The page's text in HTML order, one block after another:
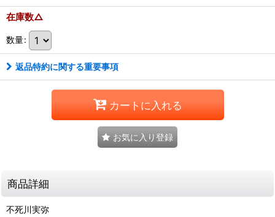
在庫数△
数量:
返品特約に関する重要事項
カートに入れる
お気に入り登録
商品詳細
不死川実弥